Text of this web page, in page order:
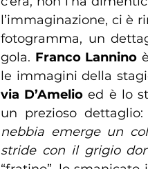
l’immaginazione, ci è
fotogramma, un
gola. Franco Lannino
le immagini della
via D’Amelioed è lo
un prezioso dettaglio:
nebbia emerge un
stride con il grigio